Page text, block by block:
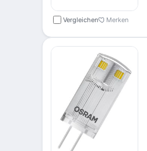
Vergleichen Merken